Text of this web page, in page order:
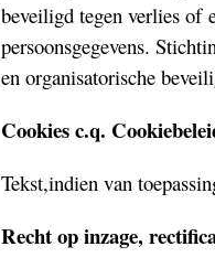
beveiligd tegen verlies of
persoonsgegevens.
en organisatorische
Cookies c.q.
Tekst,indien van
Recht op inzage,